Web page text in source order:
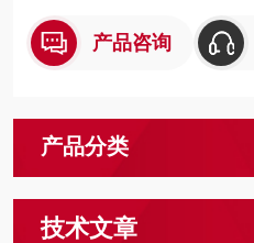
产品咨询
产品分类
技术文章